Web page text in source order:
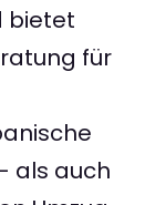
bietet
für
als auch